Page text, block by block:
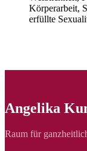
Angelika
Raum für